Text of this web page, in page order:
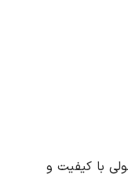
محصولی با کیفیت و